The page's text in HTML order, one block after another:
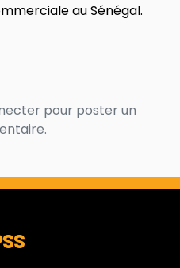
au Sénégal.
pour poster un